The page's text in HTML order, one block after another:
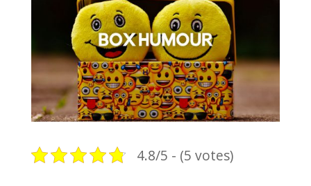
4.8/5 - (5 votes)